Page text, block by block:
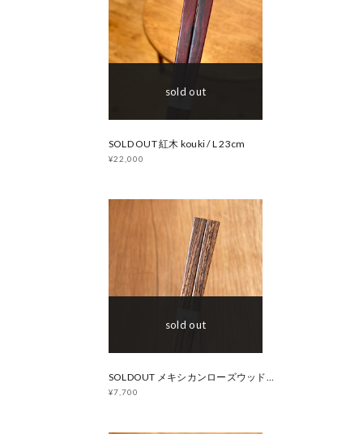
sold out
SOLD OUT 紅木 kouki / L 23cm
¥22,000
sold out
SOLDOUT メキシカンローズウッド(ボコーテ）/ M 22cm
¥7,700